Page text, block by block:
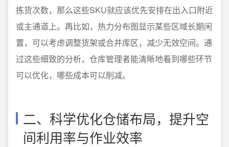
拣货次数，那么这些SKU就应该优先安排在出入口附近
或主通道上。再比如，热力分布图显示某些区域长期闲
置，可以考虑调整货架或合并库区，减少无效空间。通
过这些细致的分析，仓库管理者能清晰地看到哪些环节
可以优化，哪些成本可以削减。
二、科学优化仓储布局，提升空
间利用率与作业效率